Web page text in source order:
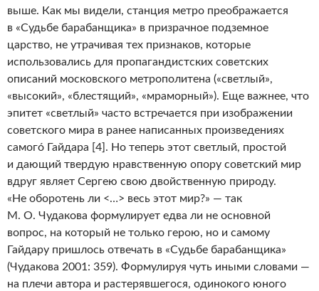
выше. Как мы видели, станция метро преображается
в «Судьбе барабанщика» в призрачное подземное
царство, не утрачивая тех признаков, которые
использовались для пропагандистских советских
описаний московского метрополитена («светлый»,
«высокий», «блестящий», «мраморный»). Еще важнее, что
эпитет «светлый» часто встречается при изображении
советского мира в ранее написанных произведениях
самогó Гайдара [4]. Но теперь этот светлый, простой
и дающий твердую нравственную опору советский мир
вдруг являет Сергею свою двойственную природу.
«Не оборотень ли <…> весь этот мир?» — так
М. О. Чудакова формулирует едва ли не основной
вопрос, на который не только герою, но и самому
Гайдару пришлось отвечать в «Судьбе барабанщика»
(Чудакова 2001: 359). Формулируя чуть иными словами —
на плечи автора и растерявшегося, одинокого юного